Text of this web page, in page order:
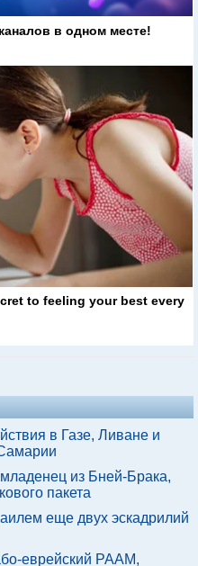
в одном месте!
to feeling your best every
в Газе, Ливане и
из Бней-Брака,
пакета
еще двух эскадрилий
еврейский РААМ,